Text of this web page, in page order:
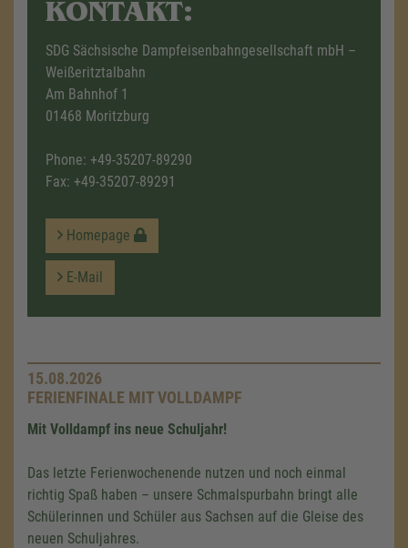
KONTAKT:
SDG Sächsische Dampfeisenbahngesellschaft mbH –
Weißeritztalbahn
Am Bahnhof 1
01468 Moritzburg
Phone: +49-35207-89290
Fax: +49-35207-89291
Homepage
E-Mail
15.08.2026
FERIENFINALE MIT VOLLDAMPF
Mit Volldampf ins neue Schuljahr!
Das letzte Ferienwochenende nutzen und noch einmal
richtig Spaß haben – unsere Schmalspurbahn bringt alle
Schülerinnen und Schüler aus Sachsen auf die Gleise des
neuen Schuljahres.